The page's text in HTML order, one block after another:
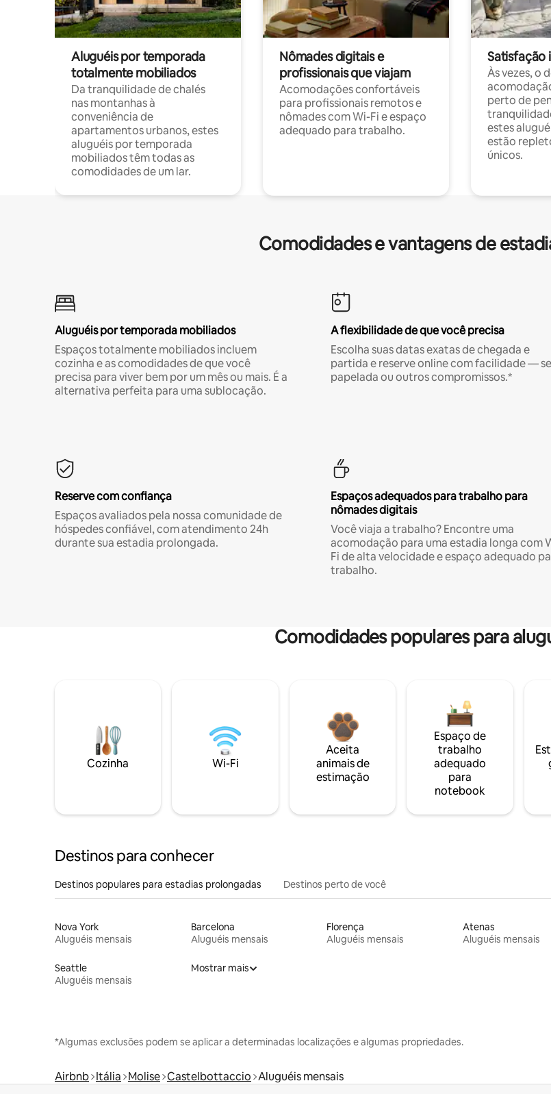
Aluguéis por temporada
totalmente mobiliados
Da tranquilidade de chalés
nas montanhas à
conveniência de
apartamentos urbanos, estes
aluguéis por temporada
mobiliados têm todas as
comodidades de um lar.
Nômades digitais e
profissionais que viajam
Acomodações confortáveis
para profissionais remotos e
nômades com Wi-Fi e espaço
adequado para trabalho.
Satisfação
Às vezes, o
perto de
estes
estão
únicos.
Comodidades e vantagens de
Aluguéis por temporada mobiliados
Espaços totalmente mobiliados incluem
cozinha e as comodidades de que você
precisa para viver bem por um mês ou mais. É a
alternativa perfeita para uma sublocação.
A flexibilidade de que você precisa
Escolha suas datas exatas de chegada e
partida e reserve online com facilidade —
papelada ou outros compromissos.*
Reserve com confiança
Espaços avaliados pela nossa comunidade de
hóspedes confiável, com atendimento 24h
durante sua estadia prolongada.
Espaços adequados para trabalho para
nômades digitais
Você viaja a trabalho? Encontre uma
acomodação para uma estadia longa com
Fi de alta velocidade e espaço adequado
trabalho.
Comodidades populares para
Cozinha Wi-Fi
Aceita
animais de
estimação
Espaço de
trabalho
adequado
para
notebook
Destinos para conhecer
Destinos populares para estadias prolongadas Destinos perto de você
Nova York
Aluguéis mensais
Barcelona
Aluguéis mensais
Florença
Aluguéis mensais
Atenas
Aluguéis mensais
Seattle
Aluguéis mensais
Mostrar mais
*Algumas exclusões podem se aplicar a determinadas localizações e algumas propriedades.
Airbnb Itália Molise Castelbottaccio Aluguéis mensais